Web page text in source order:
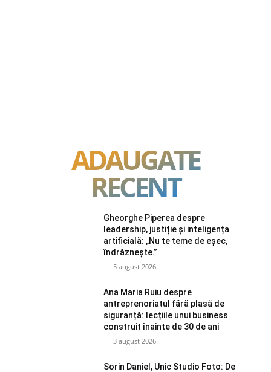
ADAUGATE
RECENT
Gheorghe Piperea despre
leadership, justiție și inteligența
artificială: „Nu te teme de eșec,
îndrăznește.”
5 august 2026
Ana Maria Ruiu despre
antreprenoriatul fără plasă de
siguranță: lecțiile unui business
construit înainte de 30 de ani
3 august 2026
Sorin Daniel, Unic Studio Foto: De